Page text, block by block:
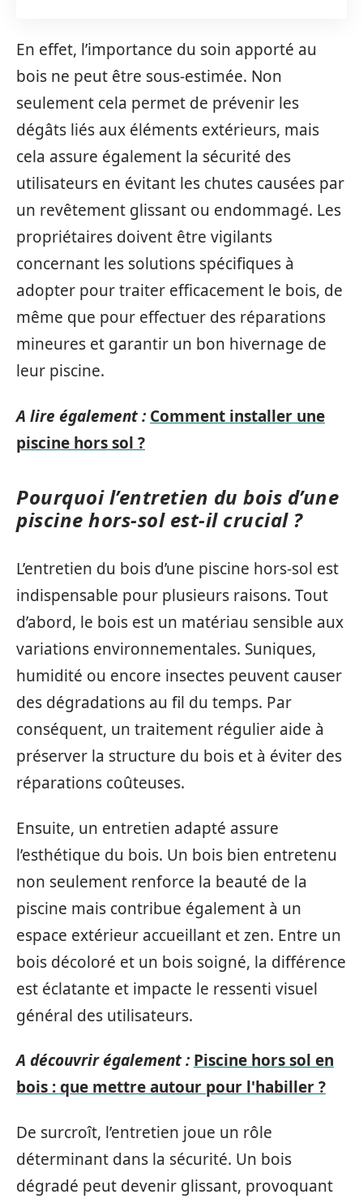
En effet, l’importance du soin apporté au
bois ne peut être sous-estimée. Non
seulement cela permet de prévenir les
dégâts liés aux éléments extérieurs, mais
cela assure également la sécurité des
utilisateurs en évitant les chutes causées par
un revêtement glissant ou endommagé. Les
propriétaires doivent être vigilants
concernant les solutions spécifiques à
adopter pour traiter efficacement le bois, de
même que pour effectuer des réparations
mineures et garantir un bon hivernage de
leur piscine.
A lire également : Comment installer une
piscine hors sol ?
Pourquoi l’entretien du bois d’une
piscine hors-sol est-il crucial ?
L’entretien du bois d’une piscine hors-sol est
indispensable pour plusieurs raisons. Tout
d’abord, le bois est un matériau sensible aux
variations environnementales. Suniques,
humidité ou encore insectes peuvent causer
des dégradations au fil du temps. Par
conséquent, un traitement régulier aide à
préserver la structure du bois et à éviter des
réparations coûteuses.
Ensuite, un entretien adapté assure
l’esthétique du bois. Un bois bien entretenu
non seulement renforce la beauté de la
piscine mais contribue également à un
espace extérieur accueillant et zen. Entre un
bois décoloré et un bois soigné, la différence
est éclatante et impacte le ressenti visuel
général des utilisateurs.
A découvrir également : Piscine hors sol en
bois : que mettre autour pour l'habiller ?
De surcroît, l’entretien joue un rôle
déterminant dans la sécurité. Un bois
dégradé peut devenir glissant, provoquant